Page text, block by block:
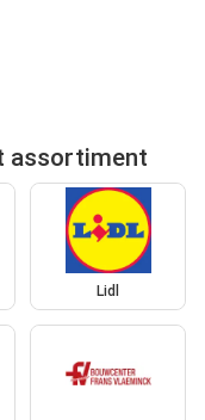
assortiment
Lidl